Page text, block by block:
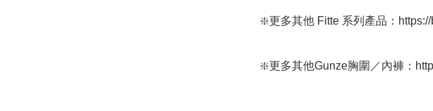
❇️更多其他 Fitte 系列產品：
❇️更多其他Gunze胸圍／內褲：